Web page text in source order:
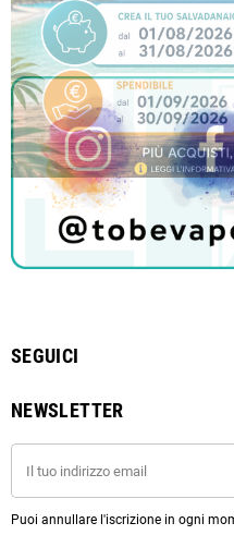
SEGUICI
NEWSLETTER
Puoi annullare l'iscrizione in ogni